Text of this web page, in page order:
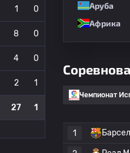
1 0
8 0
4 0
2 1
27 1
Аруба
Африка
Чемпионат
1